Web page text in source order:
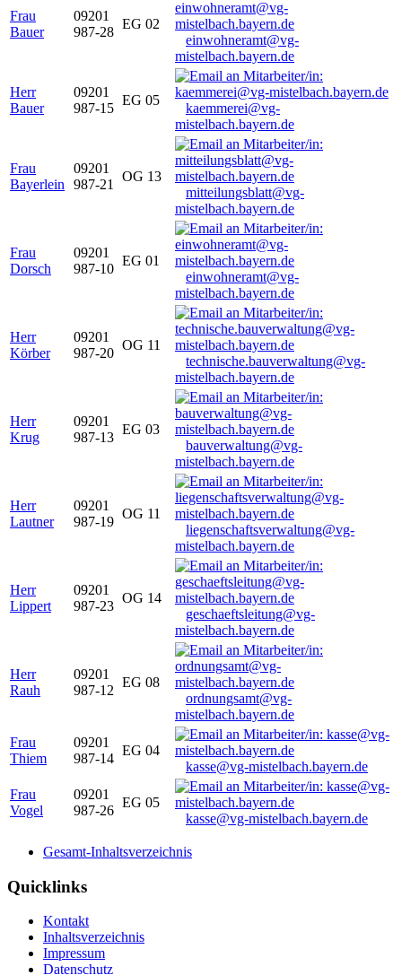
Frau
Bauer
09201
987-28
EG 02
einwohneramt@vg-
mistelbach.bayern.de
Herr
Bauer
09201
987-15
EG 05
kaemmerei@vg-
mistelbach.bayern.de
Frau
Bayerlein
09201
987-21
OG 13
mitteilungsblatt@vg-
mistelbach.bayern.de
Frau
Dorsch
09201
987-10
EG 01
einwohneramt@vg-
mistelbach.bayern.de
Herr
Körber
09201
987-20
OG 11
technische.bauverwaltung@vg-
mistelbach.bayern.de
Herr
Krug
09201
987-13
EG 03
bauverwaltung@vg-
mistelbach.bayern.de
Herr
Lautner
09201
987-19
OG 11
liegenschaftsverwaltung@vg-
mistelbach.bayern.de
Herr
Lippert
09201
987-23
OG 14
geschaeftsleitung@vg-
mistelbach.bayern.de
Herr
Rauh
09201
987-12
EG 08
ordnungsamt@vg-
mistelbach.bayern.de
Frau
Thiem
09201
987-14
EG 04
kasse@vg-mistelbach.bayern.de
Frau
Vogel
09201
987-26
EG 05
kasse@vg-mistelbach.bayern.de
Gesamt-Inhaltsverzeichnis
Quicklinks
Kontakt
Inhaltsverzeichnis
Impressum
Datenschutz